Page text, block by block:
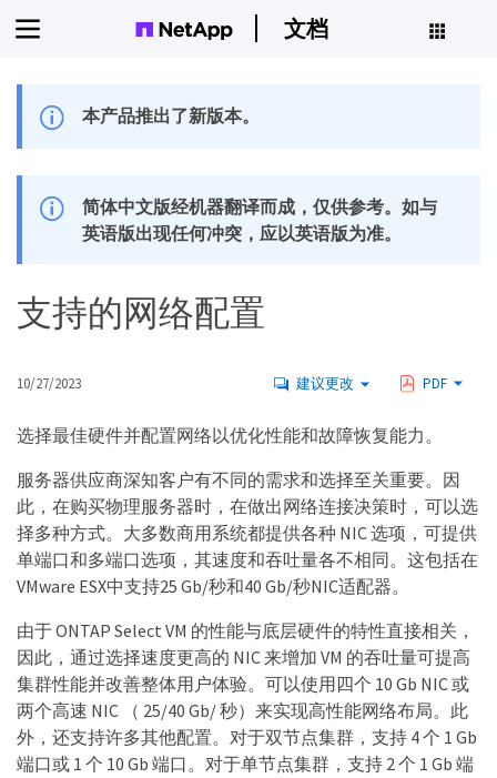
文档
本产品推出了新版本。
简体中文版经机器翻译而成，仅供参考。如与
英语版出现任何冲突，应以英语版为准。
支持的网络配置
10/27/2023 建议更改 PDF
选择最佳硬件并配置网络以优化性能和故障恢复能力。
服务器供应商深知客户有不同的需求和选择至关重要。因
此，在购买物理服务器时，在做出网络连接决策时，可以选
择多种方式。大多数商用系统都提供各种 NIC 选项，可提供
单端口和多端口选项，其速度和吞吐量各不相同。这包括在
VMware ESX中支持25 Gb/秒和40 Gb/秒NIC适配器。
由于 ONTAP Select VM 的性能与底层硬件的特性直接相关，
因此，通过选择速度更高的 NIC 来增加 VM 的吞吐量可提高
集群性能并改善整体用户体验。可以使用四个 10 Gb NIC 或
两个高速 NIC （ 25/40 Gb/ 秒）来实现高性能网络布局。此
外，还支持许多其他配置。对于双节点集群，支持 4 个 1 Gb
端口或 1 个 10 Gb 端口。对于单节点集群，支持 2 个 1 Gb 端